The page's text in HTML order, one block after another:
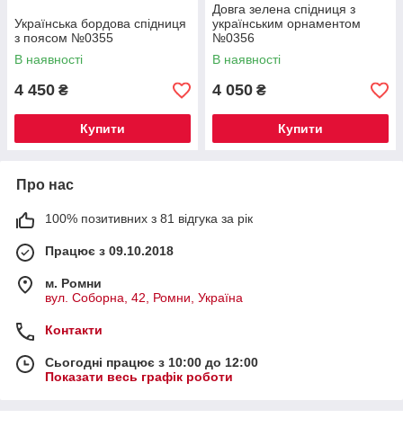
Українська бордова спідниця
з поясом №0355
В наявності
4 450 ₴
Купити
Довга зелена спідниця з
українським орнаментом
№0356
В наявності
4 050 ₴
Купити
Про нас
100% позитивних з 81 відгука за рік
Працює з 09.10.2018
м. Ромни
вул. Соборна, 42, Ромни, Україна
Контакти
Сьогодні працює з 10:00 до 12:00
Показати весь графік роботи